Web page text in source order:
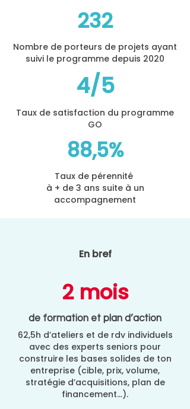
232
Nombre de porteurs de projets ayant
suivi le programme depuis 2020
4/5
Taux de satisfaction du programme
GO
88,5%
Taux de pérennité
à + de 3 ans suite à un
accompagnement
En bref
2 mois
de formation et plan d’action
62,5h d’ateliers et de rdv individuels
avec des experts seniors pour
construire les bases solides de ton
entreprise (cible, prix, volume,
stratégie d’acquisitions, plan de
financement…).